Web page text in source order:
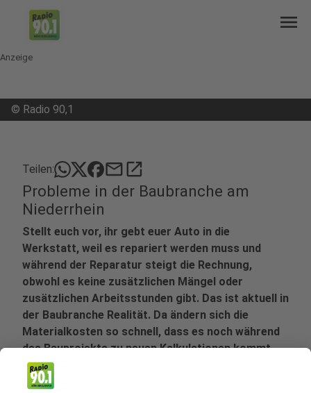
menu
Anzeige
© Radio 90,1
Teilen: mailopen_in_new
Probleme in der Baubranche am
Niederrhein
Stellt euch vor, ihr gebt euer Auto in die
Werkstatt, weil es repariert werden muss und
während der Reparatur steigt die Rechnung,
obwohl es keine zusätzlichen Mängel oder
zusätzlichen Arbeitsstunden gibt. Das ist aktuell in
der Baubranche Realität. Da ändern sich die
Materialkosten so schnell, dass es noch während
des Bauprojekts zu neuen Kalkulationen kommt,
heißt: Bauunternehmen und Kunden müssen
flexibler sein.